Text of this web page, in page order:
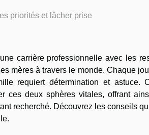
priorités et lâcher prise
carrière professionnelle avec les
mères à travers le monde. Chaque
requiert détermination et astuce.
ces deux sphères vitales, offrant
recherché. Découvrez les conseils